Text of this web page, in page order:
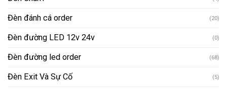
Đèn đánh cá order (20)
Đèn đường LED 12v 24v (0)
Đèn đường led order (68)
Đèn Exit Và Sự Cố (5)